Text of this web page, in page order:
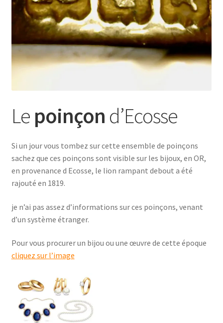
Le poinçon d’Ecosse
Si un jour vous tombez sur cette ensemble de poinçons
sachez que ces poinçons sont visible sur les bijoux, en OR,
en provenance d Ecosse, le lion rampant debout a été
rajouté en 1819.
je n’ai pas assez d’informations sur ces poinçons, venant
d’un système étranger.
Pour vous procurer un bijou ou une œuvre de cette époque
cliquez sur l’image